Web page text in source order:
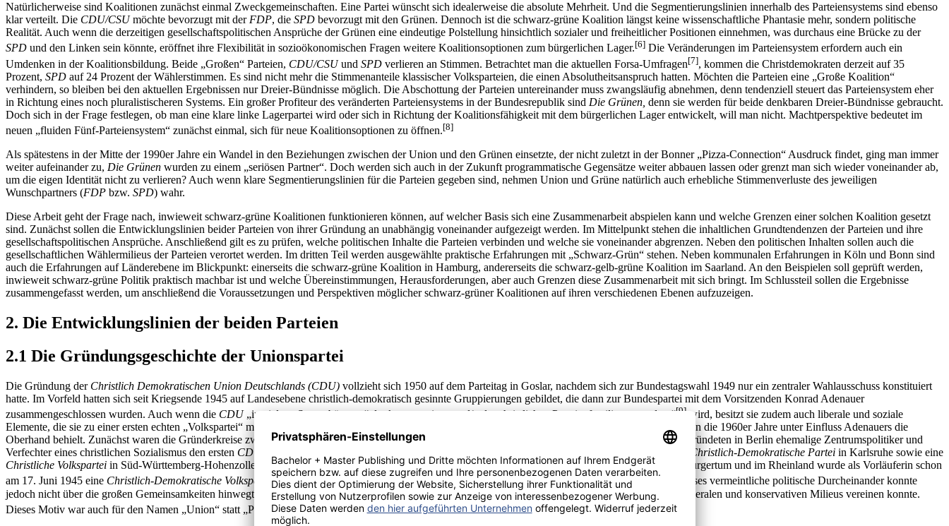
Natürlicherweise sind Koalitionen zunächst einmal Zweckgemeinschaften. Eine Partei wünscht sich idealerweise die absolute Mehrheit. Und die Segmentierungslinien innerhalb des Parteiensystems sind ebenso
klar verteilt. Die CDU/CSUmöchte bevorzugt mit der FDP, die SPD bevorzugt mit den Grünen. Dennoch ist die schwarz-grüne Koalition längst keine wissenschaftliche Phantasie mehr, sondern politische
Realität. Auch wenn die derzeitigen gesellschaftspolitischen Ansprüche der Grünen eine eindeutige Polstellung hinsichtlich sozialer und freiheitlicher Positionen einnehmen, was durchaus eine Brücke zu der
SPD und den Linken sein könnte, eröffnet ihre Flexibilität in sozioökonomischen Fragen weitere Koalitionsoptionen zum bürgerlichen Lager.[6] Die Veränderungen im Parteiensystem erfordern auch ein
Umdenken in der Koalitionsbildung. Beide „Großen“ Parteien, CDU/CSUund SPD verlieren an Stimmen. Betrachtet man die aktuellen Forsa-Umfragen[7], kommen die Christdemokraten derzeit auf 35
Prozent, SPD auf 24 Prozent der Wählerstimmen. Es sind nicht mehr die Stimmenanteile klassischer Volksparteien, die einen Absolutheitsanspruch hatten. Möchten die Parteien eine „Große Koalition“
verhindern, so bleiben bei den aktuellen Ergebnissen nur Dreier-Bündnisse möglich. Die Abschottung der Parteien untereinander muss zwangsläufig abnehmen, denn tendenziell steuert das Parteiensystem eher
in Richtung eines noch pluralistischeren Systems. Ein großer Profiteur des veränderten Parteiensystems in der Bundesrepublik sind Die Grünen, denn sie werden für beide denkbaren Dreier-Bündnisse gebraucht.
Doch sich in der Frage festlegen, ob man eine klare linke Lagerpartei wird oder sich in Richtung der Koalitionsfähigkeit mit dem bürgerlichen Lager entwickelt, will man nicht. Machtperspektive bedeutet im
neuen „fluiden Fünf-Parteiensystem“ zunächst einmal, sich für neue Koalitionsoptionen zu öffnen.[8]
Als spätestens in der Mitte der 1990er Jahre ein Wandel in den Beziehungen zwischen der Union und den Grünen einsetzte, der nicht zuletzt in der Bonner „Pizza-Connection“ Ausdruck findet, ging man immer
weiter aufeinander zu, Die Grünen wurden zu einem „seriösen Partner“. Doch werden sich auch in der Zukunft programmatische Gegensätze weiter abbauen lassen oder grenzt man sich wieder voneinander ab,
um die eigen Identität nicht zu verlieren? Auch wenn klare Segmentierungslinien für die Parteien gegeben sind, nehmen Union und Grüne natürlich auch erhebliche Stimmenverluste des jeweiligen
Wunschpartners (FDP bzw. SPD) wahr.
Diese Arbeit geht der Frage nach, inwieweit schwarz-grüne Koalitionen funktionieren können, auf welcher Basis sich eine Zusammenarbeit abspielen kann und welche Grenzen einer solchen Koalition gesetzt
sind. Zunächst sollen die Entwicklungslinien beider Parteien von ihrer Gründung an unabhängig voneinander aufgezeigt werden. Im Mittelpunkt stehen die inhaltlichen Grundtendenzen der Parteien und ihre
gesellschaftspolitischen Ansprüche. Anschließend gilt es zu prüfen, welche politischen Inhalte die Parteien verbinden und welche sie voneinander abgrenzen. Neben den politischen Inhalten sollen auch die
gesellschaftlichen Wählermilieus der Parteien verortet werden. Im dritten Teil werden ausgewählte praktische Erfahrungen mit „Schwarz-Grün“ stehen. Neben kommunalen Erfahrungen in Köln und Bonn sind
auch die Erfahrungen auf Länderebene im Blickpunkt: einerseits die schwarz-grüne Koalition in Hamburg, andererseits die schwarz-gelb-grüne Koalition im Saarland. An den Beispielen soll geprüft werden,
inwieweit schwarz-grüne Politik praktisch machbar ist und welche Übereinstimmungen, Herausforderungen, aber auch Grenzen diese Zusammenarbeit mit sich bringt. Im Schlussteil sollen die Ergebnisse
zusammengefasst werden, um anschließend die Voraussetzungen und Perspektiven möglicher schwarz-grüner Koalitionen auf ihren verschiedenen Ebenen aufzuzeigen.
2. Die Entwicklungslinien der beiden Parteien
2.1 Die Gründungsgeschichte der Unionspartei
Die Gründung der Christlich Demokratischen Union Deutschlands (CDU) vollzieht sich 1950 auf dem Parteitag in Goslar, nachdem sich zur Bundestagswahl 1949 nur ein zentraler Wahlausschuss konstituiert
hatte. Im Vorfeld hatten sich seit Kriegsende 1945 auf Landesebene christlich-demokratisch gesinnte Gruppierungen gebildet, die dann zur Bundespartei mit dem Vorsitzenden Konrad Adenauer
zusammengeschlossen wurden. Auch wenn die CDU„in vielen „Stammbäumen“ der konservativen und/ oder christlichen Parteienfamilie zugeordnet“[9] wird, besitzt sie zudem auch liberale und soziale
Elemente, die sie zu einer ersten echten „Volkspartei“ machen. In den Gründungskreisen dominiert jedoch zunächst noch die katholische Tradition, die bis in die 1960er Jahre unter Einfluss Adenauers die
Oberhand behielt. Zunächst waren die Gründerkreise zwar christlich ausgerichtet, jedoch hatten sie politisch zum Teil unterschiedliche Vorstellungen: So gründeten in Berlin ehemalige Zentrumspolitiker und
Verfechter eines christlichen Sozialismus den ersten CDU Christlich-Demokratische Partei in Karlsruhe sowie eine
Christliche Volkspartei in Süd-Württemberg-Hohenzollern. Im Norden stützten sich die Gründer auf protestantische, konservative und liberale Kräfte im Bürgertum und im Rheinland wurde als Vorläuferin schon
am 17. Juni 1945 eine Christlich-Demokratische Volkspartei (CDVP)gegründet, die die Formel „Sozialismus aus christlicher Verantwortung“ trug. [10]
Dieses vermeintliche politische Durcheinander konnte
jedoch nicht über die großen Gemeinsamkeiten hinwegtäuschen, sodass man alle Kräfte rechts von der Sozialdemokratie aus den bürgerlichen, sozialen, liberalen und konservativen Milieus vereinen konnte.
Dieses Motiv war auch für den Namen „Union“ statt „Partei“ verantwortlich.[11]